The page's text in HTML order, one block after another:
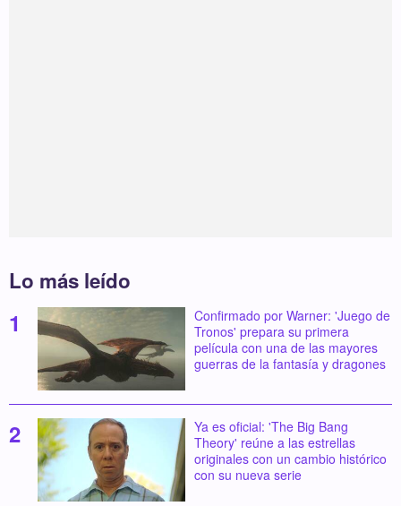
Lo más leído
Confirmado por Warner: 'Juego de
Tronos' prepara su primera
película con una de las mayores
guerras de la fantasía y dragones
Ya es oficial: 'The Big Bang
Theory' reúne a las estrellas
originales con un cambio histórico
con su nueva serie